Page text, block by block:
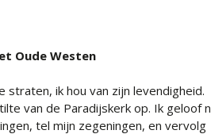
Oude Westen
straten, ik hou van zijn levendigheid.
van de Paradijskerk op. Ik geloof
tel mijn zegeningen, en vervolg